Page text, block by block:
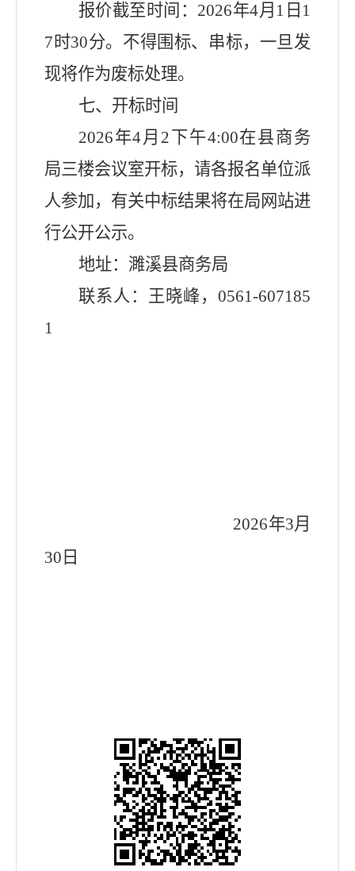
报价截至时间： 2026年4月 1 日 1
7 时30分。不得围标、串标，一旦发
现将作为废标处理。
七、 开标时间
2026年4月 2下午4:00在县商务
局三楼会议室开标，请各报名单位派
人参加，有关中标结果将在局网站进
行公开公示。
地址：濉溪县商务局
联系人：王晓峰， 0561-607185
1
2026年3月
30 日